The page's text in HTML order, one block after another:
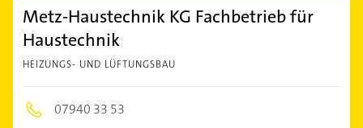
Metz-Haustechnik KG Fachbetrieb für
Haustechnik
HEIZUNGS- UND LÜFTUNGSBAU
07940 33 53